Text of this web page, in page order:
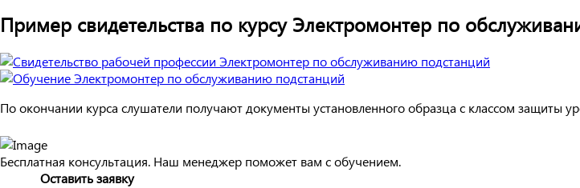
Пример свидетельства по курсу Электромонтер по
По окончании курса слушатели получают документы установленного образца с классом защиты
Бесплатная консультация. Наш менеджер поможет вам с обучением.
Оставить заявку